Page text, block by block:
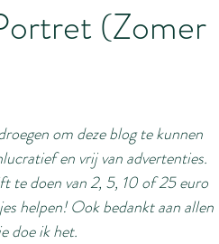
Body image
(Zomer
om deze blog te kunnen
en vrij van advertenties.
te doen van 2, 5, 10 of 25 euro
helpen! Ook bedankt aan allen
doe ik het.